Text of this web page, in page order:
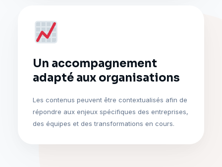
Un accompagnement
adapté aux organisations
Les contenus peuvent être contextualisés afin de
répondre aux enjeux spécifiques des entreprises,
des équipes et des transformations en cours.